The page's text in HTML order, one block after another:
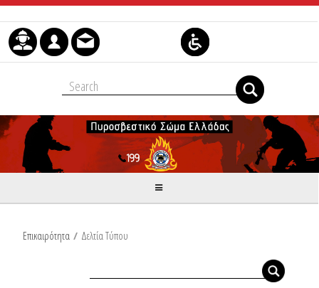
Μετάβαση στο περιεχόμενο
Επικαιρότητα / Δελτία Τύπου